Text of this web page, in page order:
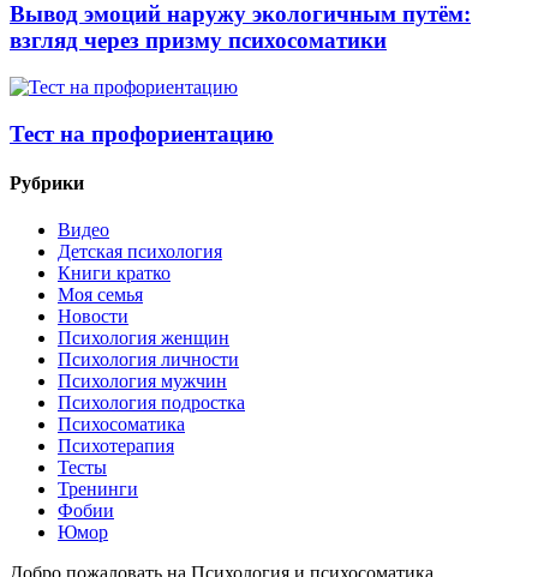
Вывод эмоций наружу экологичным путём:
взгляд через призму психосоматики
Тест на профориентацию
Рубрики
Видео
Детская психология
Книги кратко
Моя семья
Новости
Психология женщин
Психология личности
Психология мужчин
Психология подростка
Психосоматика
Психотерапия
Тесты
Тренинги
Фобии
Юмор